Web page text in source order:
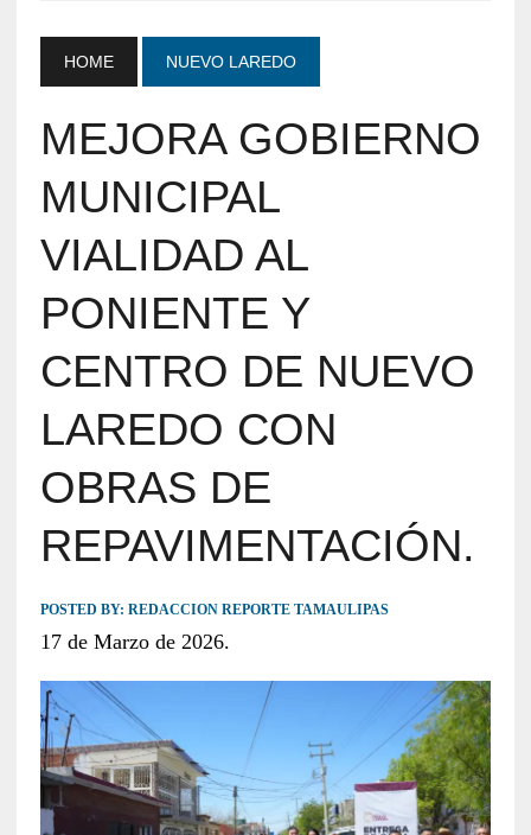
HOME NUEVO LAREDO
MEJORA GOBIERNO
MUNICIPAL
VIALIDAD AL
PONIENTE Y
CENTRO DE NUEVO
LAREDO CON
OBRAS DE
REPAVIMENTACIÓN.
POSTED BY: REDACCION REPORTE TAMAULIPAS
17 de Marzo de 2026.